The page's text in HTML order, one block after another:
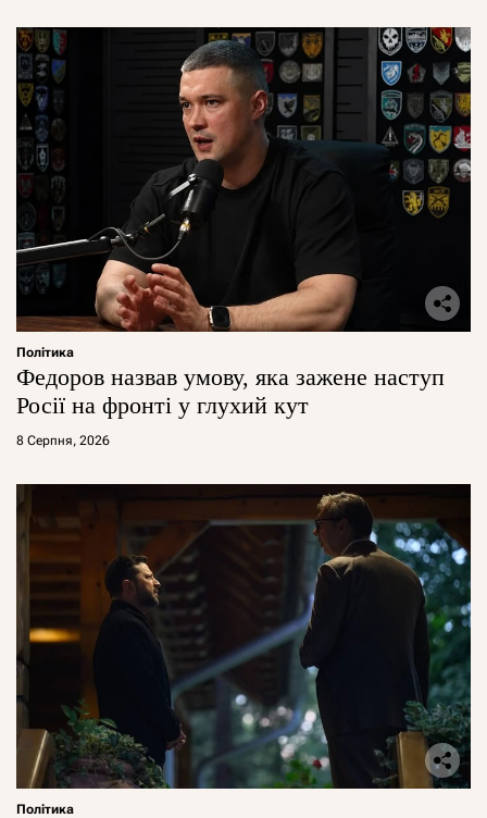
Політика
Федоров назвав умову, яка зажене наступ
Росії на фронті у глухий кут
8 Серпня, 2026
Політика